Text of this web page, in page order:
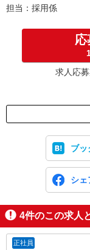
担当：採用係
応
求人応
ブッ
シェ
4件のこの求人
正社員